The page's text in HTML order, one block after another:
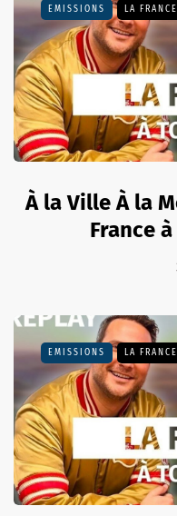
EMISSIONS LA
À la Ville À la
France
EMISSIONS LA